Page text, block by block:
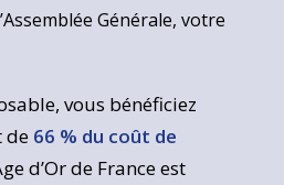
Générale, votre
vous bénéficiez
de 66 % du coût de
d’Or de France est